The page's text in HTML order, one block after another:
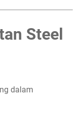
Steel
dalam